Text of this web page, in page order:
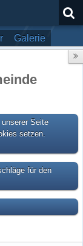
Galerie
Seite
setzen.
für den